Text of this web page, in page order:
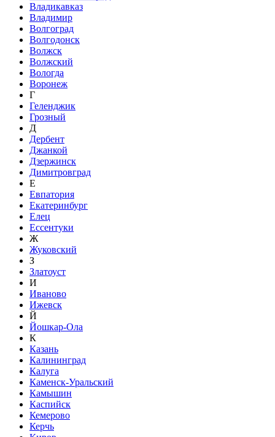
Владикавказ
Владимир
Волгоград
Волгодонск
Волжск
Волжский
Вологда
Воронеж
Г
Геленджик
Грозный
Д
Дербент
Джанкой
Дзержинск
Димитровград
Е
Евпатория
Екатеринбург
Елец
Ессентуки
Ж
Жуковский
З
Златоуст
И
Иваново
Ижевск
Й
Йошкар-Ола
К
Казань
Калининград
Калуга
Каменск-Уральский
Камышин
Каспийск
Кемерово
Керчь